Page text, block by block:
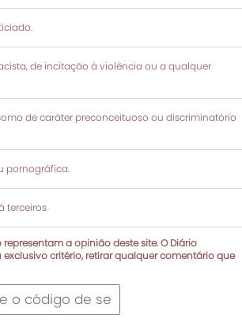
de incitação à violência ou a qualquer
de caráter preconceituoso ou discriminatório
pornográfica.
terceiros
a opinião deste site. O Diário
critério, retirar qualquer comentário que